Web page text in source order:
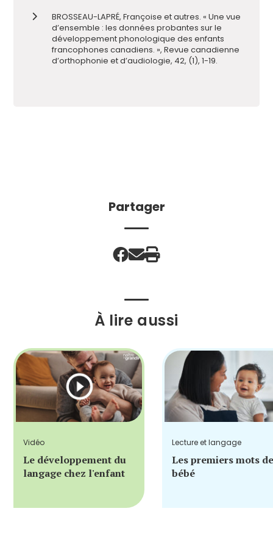
BROSSEAU-LAPRÉ, Françoise et autres. « Une vue
d’ensemble : les données probantes sur le
développement phonologique des enfants
francophones canadiens. », Revue canadienne
d’orthophonie et d’audiologie, 42, (1), 1-19.
Partager
À lire aussi
Vidéo
Le développement du
langage chez l'enfant
Lecture et langage
Les premiers mots de
bébé